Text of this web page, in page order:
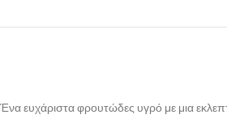
Ένα ευχάριστα φρουτώδες υγρό με μια